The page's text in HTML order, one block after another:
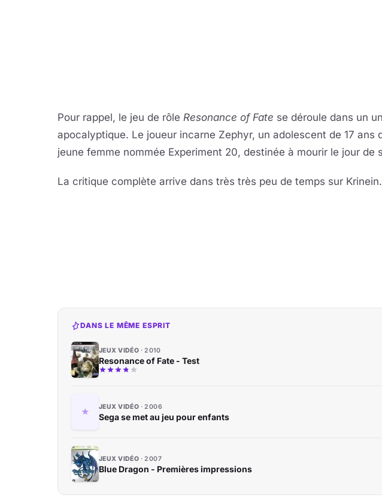
Pour rappel, le jeu de rôle Resonance of Fate se déroule dans un
apocalyptique. Le joueur incarne Zephyr, un adolescent de 17 ans
jeune femme nommée Experiment 20, destinée à mourir le jour de
La critique complète arrive dans très très peu de temps sur
DANS LE MÊME ESPRIT
JEUX VIDÉO 2010
Resonance of Fate - Test
JEUX VIDÉO 2006
Sega se met au jeu pour enfants
JEUX VIDÉO 2007
Blue Dragon - Premières impressions